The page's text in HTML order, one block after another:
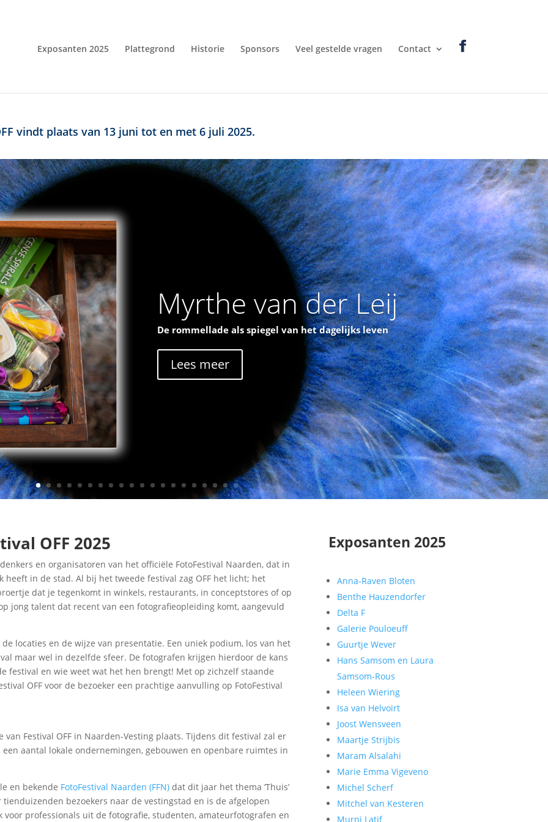
Exposanten 2025 Plattegrond Historie Sponsors Veel gestelde vragen Contact
vindt plaats van 13 juni tot en met 6 juli 2025.
Myrthe van der Leij
De rommellade als spiegel van het dagelijks leven
Lees meer
OFF 2025
en organisatoren van het officiële FotoFestival Naarden, dat in
heeft in de stad. Al bij het tweede festival zag OFF het licht; het
dat je tegenkomt in winkels, restaurants, in conceptstores of op
jong talent dat recent van een fotografieopleiding komt, aangevuld
locaties en de wijze van presentatie. Een uniek podium, los van het
maar wel in dezelfde sfeer. De fotografen krijgen hierdoor de kans
festival en wie weet wat het hen brengt! Met op zichzelf staande
OFF voor de bezoeker een prachtige aanvulling op FotoFestival
Festival OFF in Naarden-Vesting plaats. Tijdens dit festival zal er
aantal lokale ondernemingen, gebouwen en openbare ruimtes in
en bekende FotoFestival Naarden (FFN) dat dit jaar het thema ‘Thuis’
bezoekers naar de vestingstad en is de afgelopen
professionals uit de fotografie, studenten, amateurfotografen en
Exposanten 2025
Anna-Raven Bloten
Benthe Hauzendorfer
Delta F
Galerie Pouloeuff
Guurtje Wever
Hans Samsom en Laura
Samsom-Rous
Heleen Wiering
Isa van Helvoirt
Joost Wensveen
Maartje Strijbis
Maram Alsalahi
Marie Emma Vigeveno
Michel Scherf
Mitchel van Kesteren
Murni Latif